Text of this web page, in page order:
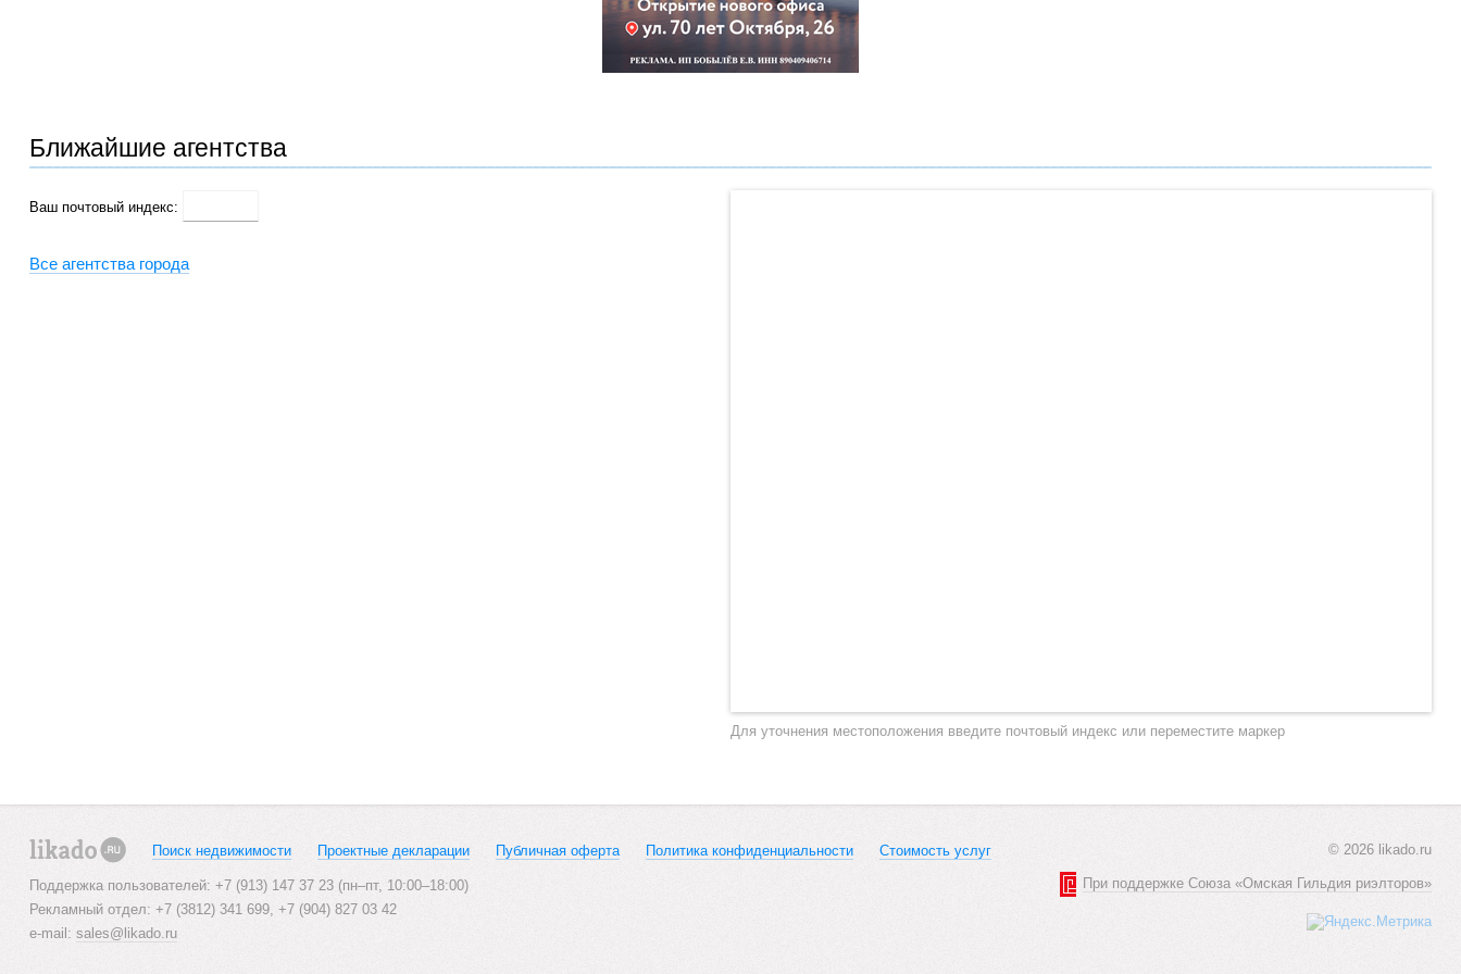
Ближайшие агентства
Ваш почтовый индекс:
Все агентства города
Для уточнения местоположения введите почтовый индекс или переместите маркер
Поиск недвижимости Проектные декларации Публичная оферта Политика конфиденциальности Стоимость услуг
Поддержка пользователей: +7 (913) 147 37 23 (пн–пт, 10:00–18:00)
Рекламный отдел: +7 (3812) 341 699, +7 (904) 827 03 42
e-mail: sales@likado.ru
© 2026 likado.ru
При поддержке Союза «Омская Гильдия риэлторов»